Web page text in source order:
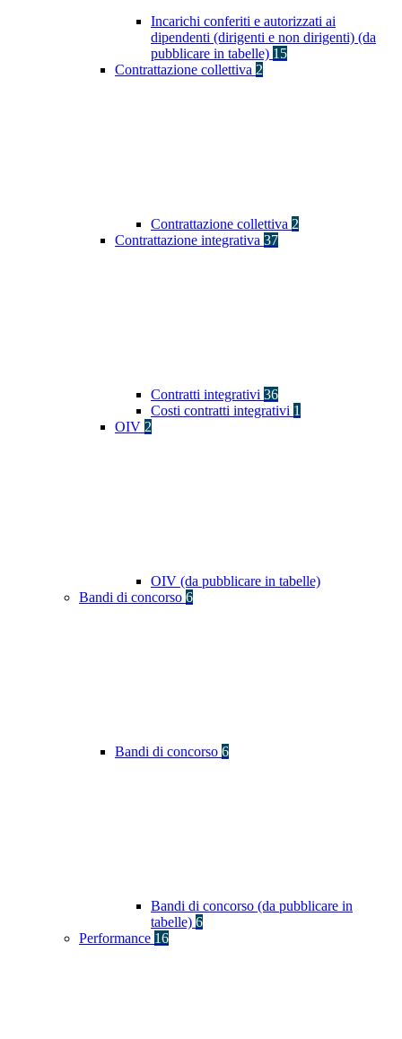
Incarichi conferiti e autorizzati ai
dipendenti (dirigenti e non dirigenti) (da
pubblicare in tabelle) 15
Contrattazione collettiva 2
Contrattazione collettiva 2
Contrattazione integrativa 37
Contratti integrativi 36
Costi contratti integrativi 1
OIV 2
OIV (da pubblicare in tabelle)
Bandi di concorso 6
Bandi di concorso 6
Bandi di concorso (da pubblicare in
tabelle) 6
Performance 16